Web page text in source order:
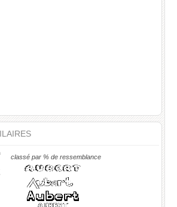
classé par % de ressemblance